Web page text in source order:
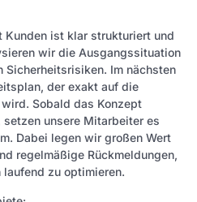
Kunden ist klar strukturiert und
wir die Ausgangssituation
Sicherheitsrisiken. Im nächsten
der exakt auf die
Sobald das Konzept
unsere Mitarbeiter es
Dabei legen wir großen Wert
regelmäßige Rückmeldungen,
zu optimieren.